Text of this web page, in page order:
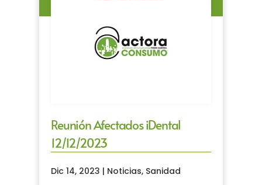
Reunión Afectados iDental
12/12/2023
Dic 14, 2023 | Noticias, Sanidad